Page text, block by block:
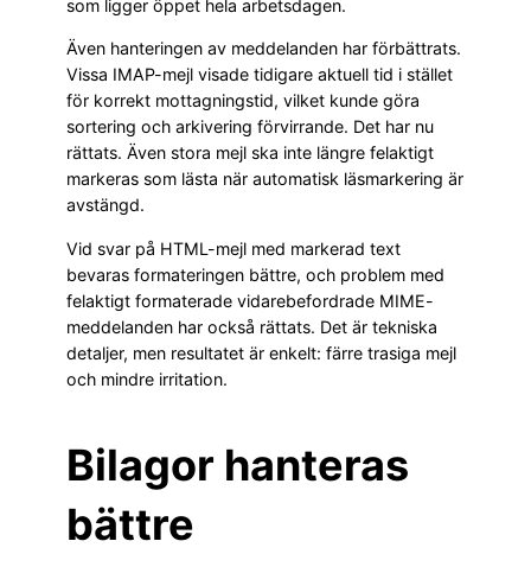
som ligger öppet hela arbetsdagen.
Även hanteringen av meddelanden har förbättrats.
Vissa IMAP-mejl visade tidigare aktuell tid i stället
för korrekt mottagningstid, vilket kunde göra
sortering och arkivering förvirrande. Det har nu
rättats. Även stora mejl ska inte längre felaktigt
markeras som lästa när automatisk läsmarkering är
avstängd.
Vid svar på HTML-mejl med markerad text
bevaras formateringen bättre, och problem med
felaktigt formaterade vidarebefordrade MIME-
meddelanden har också rättats. Det är tekniska
detaljer, men resultatet är enkelt: färre trasiga mejl
och mindre irritation.
Bilagor hanteras
bättre